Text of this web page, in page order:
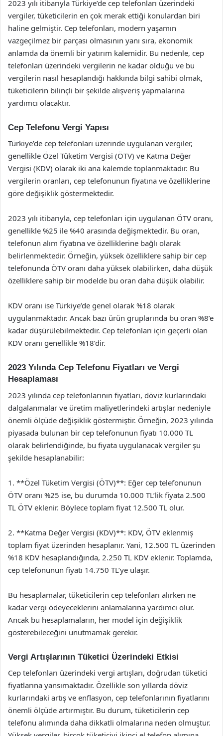
2023 yılı itibarıyla Türkiye’de cep telefonları üzerindeki
vergiler, tüketicilerin en çok merak ettiği konulardan biri
haline gelmiştir. Cep telefonları, modern yaşamın
vazgeçilmez bir parçası olmasının yanı sıra, ekonomik
anlamda da önemli bir yatırım kalemidir. Bu nedenle, cep
telefonları üzerindeki vergilerin ne kadar olduğu ve bu
vergilerin nasıl hesaplandığı hakkında bilgi sahibi olmak,
tüketicilerin bilinçli bir şekilde alışveriş yapmalarına
yardımcı olacaktır.
Cep Telefonu Vergi Yapısı
Türkiye’de cep telefonları üzerinde uygulanan vergiler,
genellikle Özel Tüketim Vergisi (ÖTV) ve Katma Değer
Vergisi (KDV) olarak iki ana kalemde toplanmaktadır. Bu
vergilerin oranları, cep telefonunun fiyatına ve özelliklerine
göre değişiklik göstermektedir.
2023 yılı itibarıyla, cep telefonları için uygulanan ÖTV oranı,
genellikle %25 ile %40 arasında değişmektedir. Bu oran,
telefonun alım fiyatına ve özelliklerine bağlı olarak
belirlenmektedir. Örneğin, yüksek özelliklere sahip bir cep
telefonunda ÖTV oranı daha yüksek olabilirken, daha düşük
özelliklere sahip bir modelde bu oran daha düşük olabilir.
KDV oranı ise Türkiye’de genel olarak %18 olarak
uygulanmaktadır. Ancak bazı ürün gruplarında bu oran %8’e
kadar düşürülebilmektedir. Cep telefonları için geçerli olan
KDV oranı genellikle %18’dir.
2023 Yılında Cep Telefonu Fiyatları ve Vergi
Hesaplaması
2023 yılında cep telefonlarının fiyatları, döviz kurlarındaki
dalgalanmalar ve üretim maliyetlerindeki artışlar nedeniyle
önemli ölçüde değişiklik göstermiştir. Örneğin, 2023 yılında
piyasada bulunan bir cep telefonunun fiyatı 10.000 TL
olarak belirlendiğinde, bu fiyata uygulanacak vergiler şu
şekilde hesaplanabilir:
1. **Özel Tüketim Vergisi (ÖTV)**: Eğer cep telefonunun
ÖTV oranı %25 ise, bu durumda 10.000 TL’lik fiyata 2.500
TL ÖTV eklenir. Böylece toplam fiyat 12.500 TL olur.
2. **Katma Değer Vergisi (KDV)**: KDV, ÖTV eklenmiş
toplam fiyat üzerinden hesaplanır. Yani, 12.500 TL üzerinden
%18 KDV hesaplandığında, 2.250 TL KDV eklenir. Toplamda,
cep telefonunun fiyatı 14.750 TL’ye ulaşır.
Bu hesaplamalar, tüketicilerin cep telefonları alırken ne
kadar vergi ödeyeceklerini anlamalarına yardımcı olur.
Ancak bu hesaplamaların, her model için değişiklik
gösterebileceğini unutmamak gerekir.
Vergi Artışlarının Tüketici Üzerindeki Etkisi
Cep telefonları üzerindeki vergi artışları, doğrudan tüketici
fiyatlarına yansımaktadır. Özellikle son yıllarda döviz
kurlarındaki artış ve enflasyon, cep telefonlarının fiyatlarını
önemli ölçüde artırmıştır. Bu durum, tüketicilerin cep
telefonu alımında daha dikkatli olmalarına neden olmuştur.